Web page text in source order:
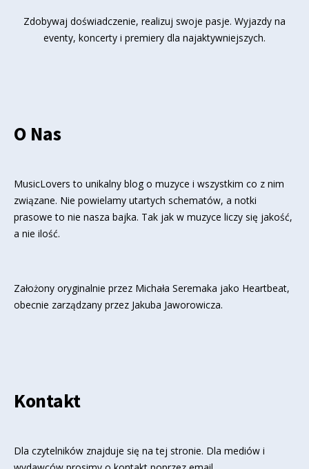
Zdobywaj doświadczenie, realizuj swoje pasje. Wyjazdy na
eventy, koncerty i premiery dla najaktywniejszych.
O Nas
MusicLovers to unikalny blog o muzyce i wszystkim co z nim
związane. Nie powielamy utartych schematów, a notki
prasowe to nie nasza bajka. Tak jak w muzyce liczy się jakość,
a nie ilość.
Założony oryginalnie przez Michała Seremaka jako Heartbeat,
obecnie zarządzany przez Jakuba Jaworowicza.
Kontakt
Dla czytelników znajduje się na tej stronie. Dla mediów i